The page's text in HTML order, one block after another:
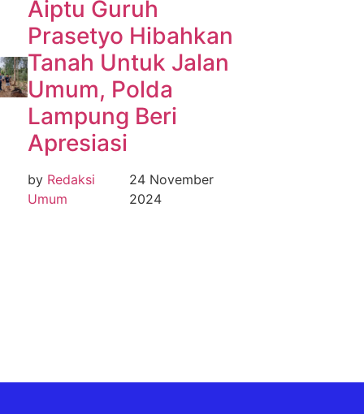
Aiptu Guruh
Prasetyo Hibahkan
Tanah Untuk Jalan
Umum, Polda
Lampung Beri
Apresiasi
by Redaksi
Umum
24 November
2024